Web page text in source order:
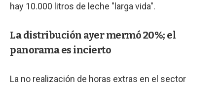
hay 10.000 litros de leche "larga vida".
La distribución ayer mermó 20%; el
panorama es incierto
La no realización de horas extras en el sector